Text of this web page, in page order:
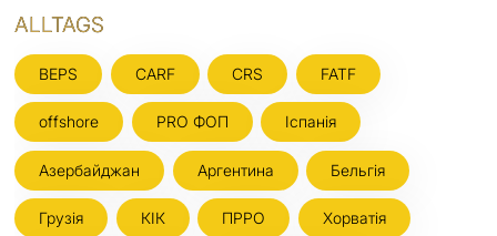
ALLTAGS
BEPS CARF CRS FATF
offshore PRO ФОП Іспанія
Азербайджан Аргентина Бельгія
Грузія КІК ПРРО Хорватія